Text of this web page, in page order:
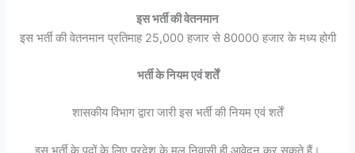
इस भर्ती की वेतनमान
इस भर्ती की वेतनमान प्रतिमाह 25,000 हजार से 80000 हजार के मध्य होगी
भर्ती के नियम एवं शर्तें
शासकीय विभाग द्वारा जारी इस भर्ती की नियम एवं शर्तें